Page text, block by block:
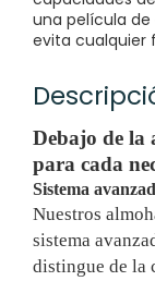
una película
evita cualquier
Debajo de la
para cada
Sistema
Nuestros
sistema
distingue de la